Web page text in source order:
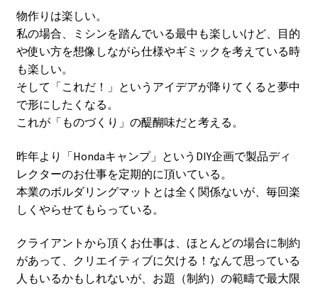
物作りは楽しい。
私の場合、ミシンを踏んでいる最中も楽しいけど、目的
や使い方を想像しながら仕様やギミックを考えている時
も楽しい。
そして「これだ！」というアイデアが降りてくると夢中
で形にしたくなる。
これが「ものづくり」の醍醐味だと考える。
昨年より「Hondaキャンプ」というDIY企画で製品ディ
レクターのお仕事を定期的に頂いている。
本業のボルダリングマットとは全く関係ないが、毎回楽
しくやらせてもらっている。
クライアントから頂くお仕事は、ほとんどの場合に制約
があって、クリエイティブに欠ける！なんて思っている
人もいるかもしれないが、お題（制約）の範疇で最大限